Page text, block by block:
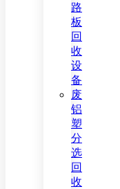
路
板
回
收
设
备
废
铝
塑
分
选
回
收